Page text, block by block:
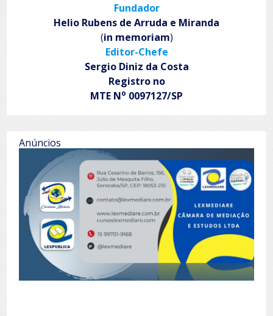
Fundador
Helio Rubens de Arruda e Miranda
(in memoriam)
Editor-Chefe
Sergio Diniz da Costa
Registro no
MTE No 0097127/SP
Anúncios